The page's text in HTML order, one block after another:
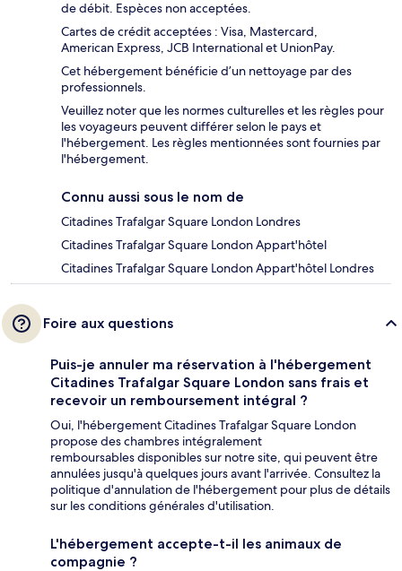
de débit. Espèces non acceptées.
Cartes de crédit acceptées : Visa, Mastercard,
American Express, JCB International et UnionPay.
Cet hébergement bénéficie d’un nettoyage par des
professionnels.
Veuillez noter que les normes culturelles et les règles pour
les voyageurs peuvent différer selon le pays et
l'hébergement. Les règles mentionnées sont fournies par
l'hébergement.
Connu aussi sous le nom de
Citadines Trafalgar Square London Londres
Citadines Trafalgar Square London Appart'hôtel
Citadines Trafalgar Square London Appart'hôtel Londres
Foire aux questions
Puis-je annuler ma réservation à l'hébergement
Citadines Trafalgar Square London sans frais et
recevoir un remboursement intégral ?
Oui, l'hébergement Citadines Trafalgar Square London
propose des chambres intégralement
remboursables disponibles sur notre site, qui peuvent être
annulées jusqu'à quelques jours avant l'arrivée. Consultez la
politique d'annulation de l'hébergement pour plus de détails
sur les conditions générales d'utilisation.
L'hébergement accepte-t-il les animaux de
compagnie ?